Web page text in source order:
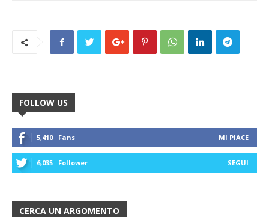
FOLLOW US
5,410 Fans MI PIACE
6,035 Follower SEGUI
CERCA UN ARGOMENTO